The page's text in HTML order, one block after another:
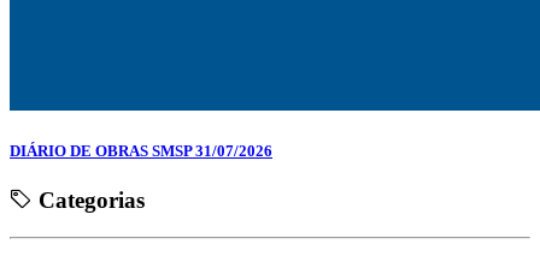
DIÁRIO DE OBRAS SMSP 31/07/2026
Categorias